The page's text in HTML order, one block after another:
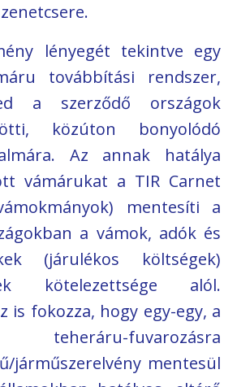
lényegét tekintve egy
továbbítási rendszer,
a szerződő országok
közúton bonyolódó
Az annak hatálya
vámárukat a TIR Carnet
mentesíti a
a vámok, adók és
(járulékos költségek)
kötelezettsége alól.
is fokozza, hogy egy-egy, a
teheráru-fuvarozásra
járműszerelvény mentesül